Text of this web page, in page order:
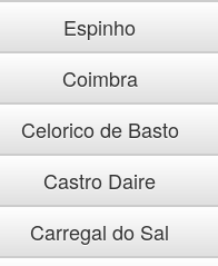
Espinho
Coimbra
Celorico de Basto
Castro Daire
Carregal do Sal